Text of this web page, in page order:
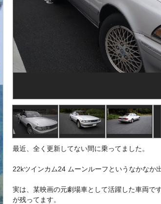
最近、全く更新してない間に乗ってました。
22kツインカム24 ムーンルーフというなかなか
実は、某映画の元劇場車として活躍した車両で
が残ってます。